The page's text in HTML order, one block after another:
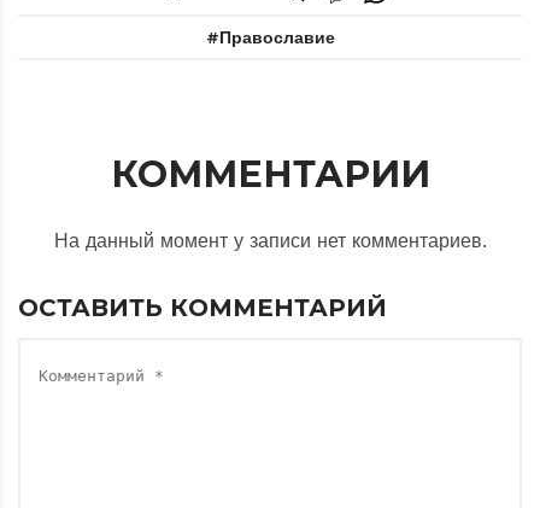
Православие
КОММЕНТАРИИ
На данный момент у записи нет комментариев.
ОСТАВИТЬ КОММЕНТАРИЙ